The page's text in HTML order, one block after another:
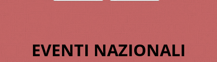
EVENTI NAZIONALI